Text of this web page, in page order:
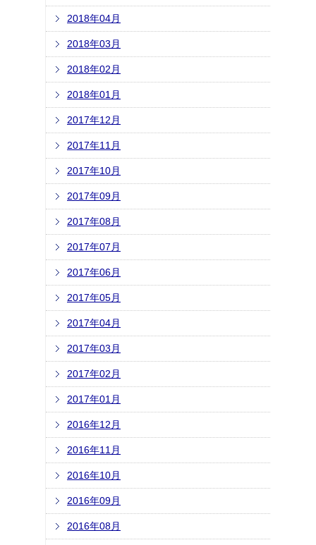
2018年04月
2018年03月
2018年02月
2018年01月
2017年12月
2017年11月
2017年10月
2017年09月
2017年08月
2017年07月
2017年06月
2017年05月
2017年04月
2017年03月
2017年02月
2017年01月
2016年12月
2016年11月
2016年10月
2016年09月
2016年08月